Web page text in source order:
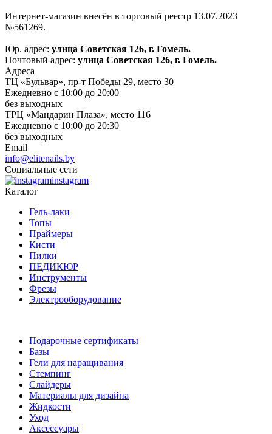
Интернет-магазин внесён в торговый реестр 13.07.2023
№561269.
Юр. адрес: улица Советская 126, г. Гомель.
Почтовый адрес: улица Советская 126, г. Гомель.
Адреса
ТЦ «Бульвар», пр-т Победы 29, место 30
Ежедневно с 10:00 до 20:00
без выходных
ТРЦ «Мандарин Плаза», место 116
Ежедневно с 10:00 до 20:30
без выходных
Email
info@elitenails.by
Социальные сети
instagram
Каталог
Гель-лаки
Топы
Праймеры
Кисти
Пилки
ПЕДИКЮР
Инструменты
Фрезы
Электрооборудование
Подарочные сертификаты
Базы
Гели для наращивания
Стемпинг
Слайдеры
Материалы для дизайна
Жидкости
Уход
Аксессуары